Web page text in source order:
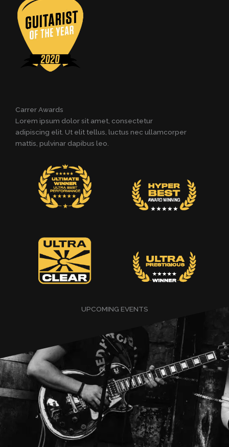
Carrer Awards
Lorem ipsum dolor sit amet, consectetur
adipiscing elit. Ut elit tellus, luctus nec ullamcorper
mattis, pulvinar dapibus leo.
UPCOMING EVENTS